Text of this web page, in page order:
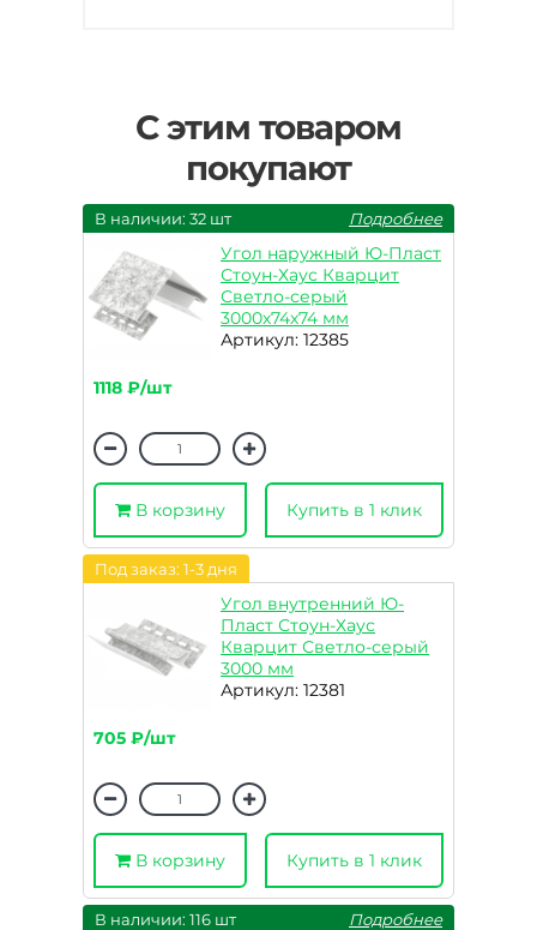
С этим товаром
покупают
В наличии: 32 шт Подробнее
Угол наружный Ю-Пласт
Стоун-Хаус Кварцит
Светло-серый
3000х74х74 мм
Артикул: 12385
1118 ₽/шт
В корзину Купить в 1 клик
Под заказ: 1-3 дня
Угол внутренний Ю-
Пласт Стоун-Хаус
Кварцит Светло-серый
3000 мм
Артикул: 12381
705 ₽/шт
В корзину Купить в 1 клик
В наличии: 116 шт Подробнее